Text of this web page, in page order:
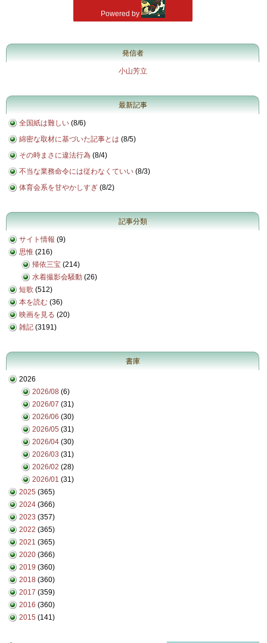
発信者
小山芳立
最新記事
全国紙は難しい (8/6)
綿密な取材に基づいた記事とは (8/5)
その時まさに違法行為 (8/4)
不当な業務命令には従わなくていい (8/3)
体育会系を甘やかしすぎ (8/2)
記事分類
サイト情報 (9)
思惟 (216)
帰依三宝 (214)
水着撮影会騒動 (26)
短歌 (512)
本を読む (36)
映画を見る (20)
雑記 (3191)
書庫
2026
2026/08 (6)
2026/07 (31)
2026/06 (30)
2026/05 (31)
2026/04 (30)
2026/03 (31)
2026/02 (28)
2026/01 (31)
2025 (365)
2024 (366)
2023 (357)
2022 (365)
2021 (365)
2020 (366)
2019 (360)
2018 (360)
2017 (359)
2016 (360)
2015 (141)